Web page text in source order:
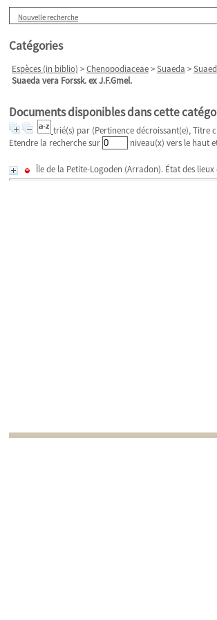
Nouvelle recherche
Catégories
Espèces (in biblio) >Chenopodiaceae>Suaeda >
Suaeda vera Forssk. ex J.F.Gmel.
Documents disponibles dans cette
trié(s) par (Pertinence décroissant(e), Titre
Etendre la recherche sur
niveau(x) vers le haut
Île de la Petite-Logoden (Arradon). État des